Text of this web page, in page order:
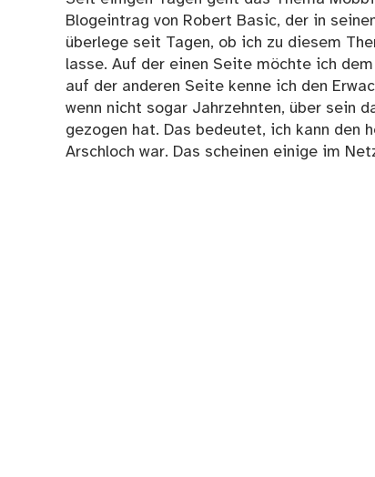
Blogeintrag von Robert Basic, der in
überlege seit Tagen, ob ich zu diesem
lasse. Auf der einen Seite möchte ich
auf der anderen Seite kenne ich den
wenn nicht sogar Jahrzehnten, über sein
gezogen hat. Das bedeutet, ich kann den
Arschloch war. Das scheinen einige im